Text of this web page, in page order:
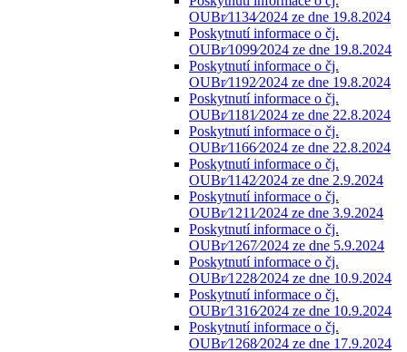
OUBr⁄1134⁄2024 ze dne 19.8.2024
Poskytnutí informace o čj.
OUBr⁄1099⁄2024 ze dne 19.8.2024
Poskytnutí informace o čj.
OUBr⁄1192⁄2024 ze dne 19.8.2024
Poskytnutí informace o čj.
OUBr⁄1181⁄2024 ze dne 22.8.2024
Poskytnutí informace o čj.
OUBr⁄1166⁄2024 ze dne 22.8.2024
Poskytnutí informace o čj.
OUBr⁄1142⁄2024 ze dne 2.9.2024
Poskytnutí informace o čj.
OUBr⁄1211⁄2024 ze dne 3.9.2024
Poskytnutí informace o čj.
OUBr⁄1267⁄2024 ze dne 5.9.2024
Poskytnutí informace o čj.
OUBr⁄1228⁄2024 ze dne 10.9.2024
Poskytnutí informace o čj.
OUBr⁄1316⁄2024 ze dne 10.9.2024
Poskytnutí informace o čj.
OUBr⁄1268⁄2024 ze dne 17.9.2024